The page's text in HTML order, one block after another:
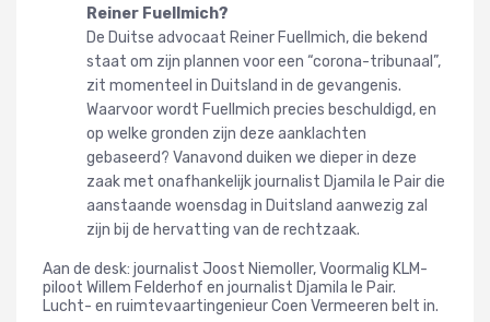
Reiner Fuellmich?
De Duitse advocaat Reiner Fuellmich, die bekend
staat om zijn plannen voor een “corona-tribunaal”,
zit momenteel in Duitsland in de gevangenis.
Waarvoor wordt Fuellmich precies beschuldigd, en
op welke gronden zijn deze aanklachten
gebaseerd? Vanavond duiken we dieper in deze
zaak met onafhankelijk journalist Djamila le Pair die
aanstaande woensdag in Duitsland aanwezig zal
zijn bij de hervatting van de rechtzaak.
Aan de desk: journalist Joost Niemoller, Voormalig KLM-
piloot Willem Felderhof en journalist Djamila le Pair.
Lucht- en ruimtevaartingenieur Coen Vermeeren belt in.